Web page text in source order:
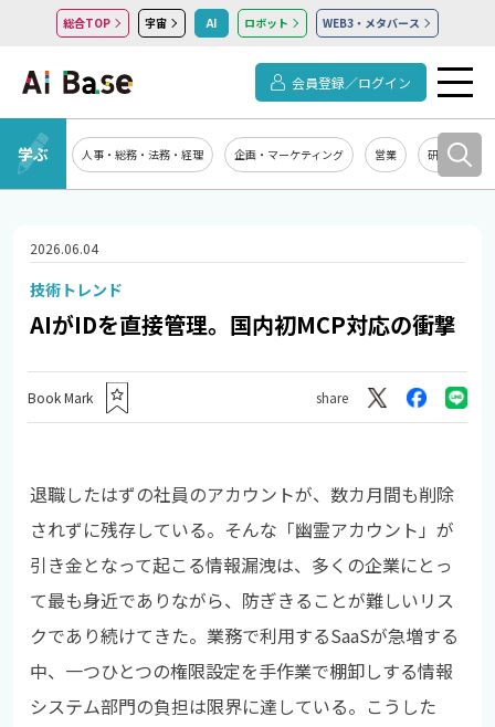
総合TOP 宇宙 AI ロボット WEB3・メタバース
会員登録／ログイン
学ぶ 人事・総務・法務・経理 企画・マーケティング 営業 研究開発
2026.06.04
技術トレンド
AIがIDを直接管理。国内初MCP対応の衝撃
Book Mark share
退職したはずの社員のアカウントが、数カ月間も削除
されずに残存している。そんな「幽霊アカウント」が
引き金となって起こる情報漏洩は、多くの企業にとっ
て最も身近でありながら、防ぎきることが難しいリス
クであり続けてきた。業務で利用するSaaSが急増する
中、一つひとつの権限設定を手作業で棚卸しする情報
システム部門の負担は限界に達している。こうした